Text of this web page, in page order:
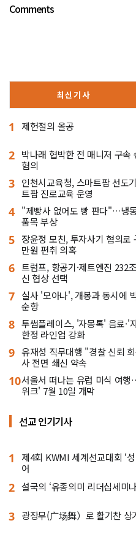
Comments
최신기사
1 제헌절의 올공
2 박나래 협박한 전 매니저 구
혐의
3 인천시교육청, 스마트팜 선도
트팜 진로교육 운영
4 "제빵사 없어도 빵 판다"…냉
품목 부상
5 장윤정 모친, 투자사기 혐의
만원 편취 의혹
6 트럼프, 항공기·제트엔진 232
신 협상 선택
7 실사 '모아나', 개봉과 동시에
순항
8 투썸플레이스, '자몽톡' 음료
한정 라인업 강화
9 유재성 직무대행 "경찰 신뢰
사 전면 쇄신 약속
10서울서 떠나는 유럽 미식 여
위크' 7월 10일 개막
선교 인기기사
1
제4회 KWMI 세계선교대회 ‘
어
2 설국의 ‘유종의미 리더십세미
3 광장무(广场舞）로 활기찬 상